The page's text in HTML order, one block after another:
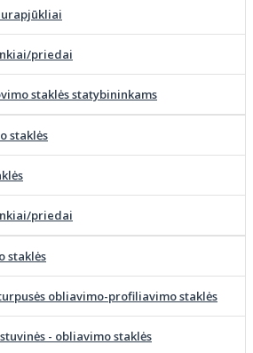
priedai
staklės statybininkams
staklės
priedai
staklės
obliavimo-profiliavimo staklės
- obliavimo staklės